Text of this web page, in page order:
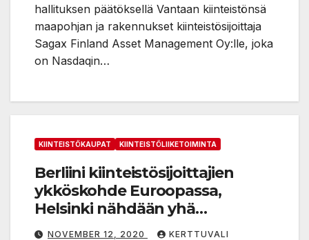
hallituksen päätöksellä Vantaan kiinteistönsä
maapohjan ja rakennukset kiinteistösijoittaja
Sagax Finland Asset Management Oy:lle, joka
on Nasdaqin…
KIINTEISTÖKAUPAT KIINTEISTÖLIIKETOIMINTA
Berliini kiinteistösijoittajien
ykköskohde Euroopassa,
Helsinki nähdään yhä
vetovoimaisena
NOVEMBER 12, 2020 KERTTUVALI